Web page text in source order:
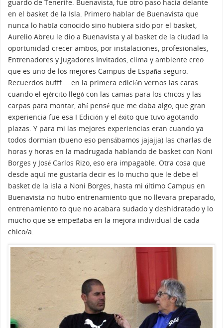
guardo de Tenerife. Buenavista, fue otro paso hacia delante
en el basket de la Isla. Primero hablar de Buenavista que
nunca lo había conocido sino hubiera sido por el basket,
Aurelio Abreu le dio a Buenavista y al basket de la ciudad la
oportunidad crecer ambos, por instalaciones, profesionales,
Entrenadores y Jugadores Invitados, clima y ambiente creo
que es uno de los mejores Campus de España seguro.
Recuerdos bufff…..en la primera edición vernos las caras
cuando el ejército llegó con las camas para los chicos y las
carpas para montar, ahí pensé que me daba algo, que gran
experiencia fue esa I Edición y el éxito que tuvo agotando
plazas. Y para mi las mejores experiencias eran cuando ya
todos dormían (bueno eso pensábamos jajajja) las charlas de
horas y horas en la madrugada hablando de basket con Noni
Borges y José Carlos Rizo, eso era impagable. Otra cosa que
desde aquí me gustaría decir es lo mucho que le debe el
basket de la isla a Noni Borges, hasta mi último Campus en
Buenavista no hubo entrenamiento que no llevara preparado,
entrenamiento to que no acabara sudado y deshidratado y lo
mucho que se empeñaba en la mejora individual de cada
chico/a.